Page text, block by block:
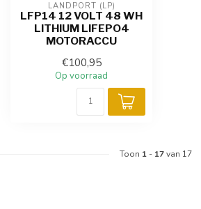
LANDPORT (LP)
LFP14 12 VOLT 48 WH
LITHIUM LIFEPO4
MOTORACCU
€100,95
Op voorraad
Toon 1 - 17van 17